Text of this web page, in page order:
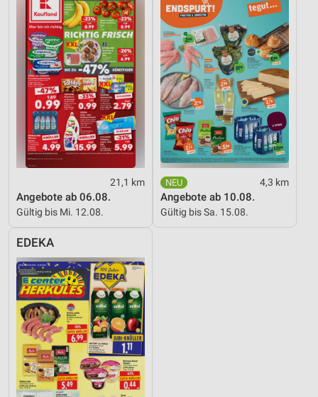
21,1 km
Angebote ab 06.08.
Gültig bis Mi. 12.08.
4,3 km
Angebote ab 10.08.
Gültig bis Sa. 15.08.
EDEKA